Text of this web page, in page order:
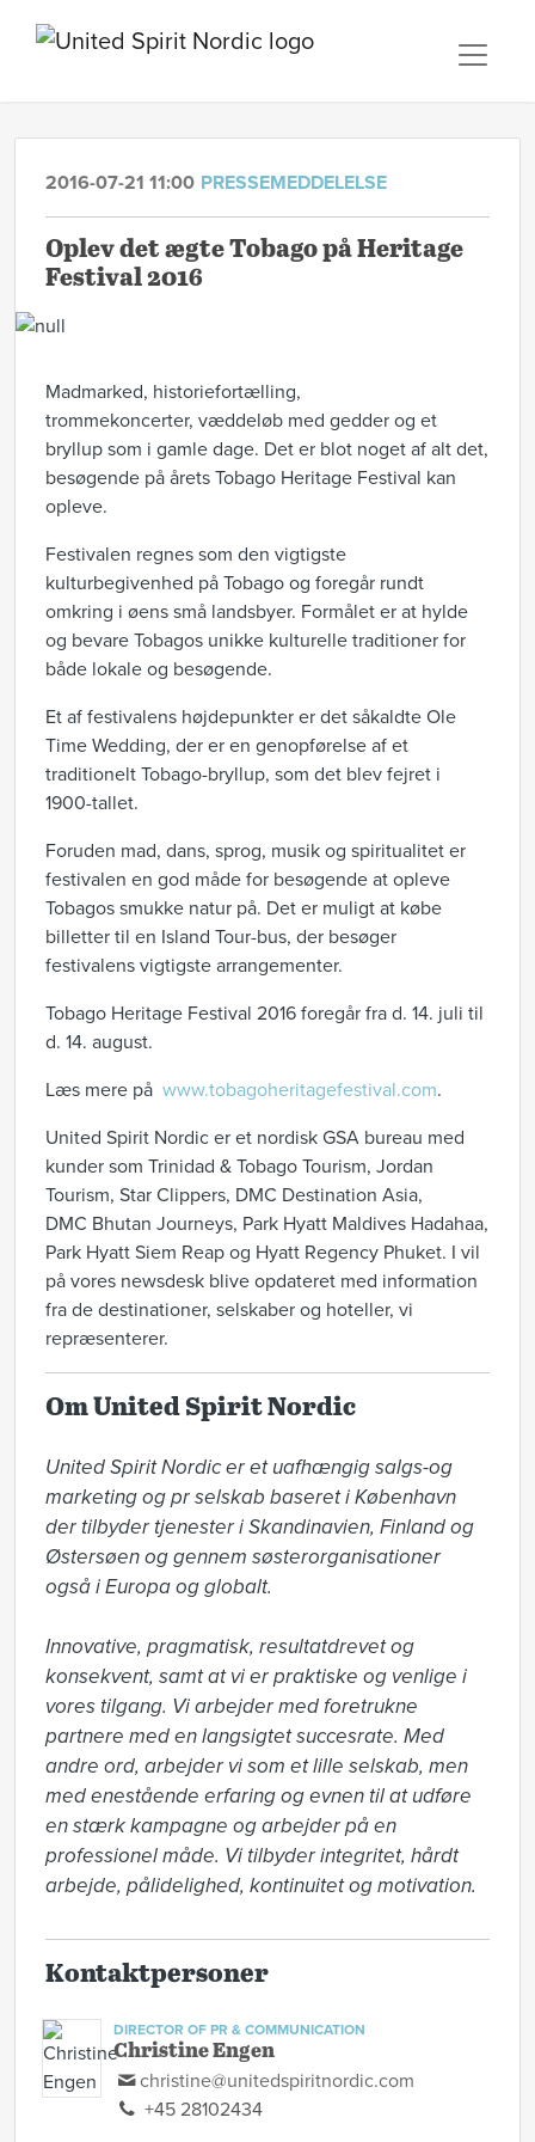
2016-07-21 11:00 PRESSEMEDDELELSE
Oplev det ægte Tobago på Heritage
Festival 2016
Madmarked, historiefortælling,
trommekoncerter, væddeløb med gedder og et
bryllup som i gamle dage. Det er blot noget af alt det,
besøgende på årets Tobago Heritage Festival kan
opleve.
Festivalen regnes som den vigtigste
kulturbegivenhed på Tobago og foregår rundt
omkring i øens små landsbyer. Formålet er at hylde
og bevare Tobagos unikke kulturelle traditioner for
både lokale og besøgende.
Et af festivalens højdepunkter er det såkaldte Ole
Time Wedding, der er en genopførelse af et
traditionelt Tobago-bryllup, som det blev fejret i
1900-tallet.
Foruden mad, dans, sprog, musik og spiritualitet er
festivalen en god måde for besøgende at opleve
Tobagos smukke natur på. Det er muligt at købe
billetter til en Island Tour-bus, der besøger
festivalens vigtigste arrangementer.
Tobago Heritage Festival 2016 foregår fra d. 14. juli til
d. 14. august.
Læs mere på www.tobagoheritagefestival.com.
United Spirit Nordic er et nordisk GSA bureau med
kunder som Trinidad & Tobago Tourism, Jordan
Tourism, Star Clippers, DMC Destination Asia,
DMC Bhutan Journeys, Park Hyatt Maldives Hadahaa,
Park Hyatt Siem Reap og Hyatt Regency Phuket. I vil
på vores newsdesk blive opdateret med information
fra de destinationer, selskaber og hoteller, vi
repræsenterer.
Om United Spirit Nordic
United Spirit Nordic er et uafhængig salgs-og
marketing og pr selskab baseret i København
der tilbyder tjenester i Skandinavien, Finland og
Østersøen og gennem søsterorganisationer
også i Europa og globalt.
Innovative, pragmatisk, resultatdrevet og
konsekvent, samt at vi er praktiske og venlige i
vores tilgang. Vi arbejder med foretrukne
partnere med en langsigtet succesrate. Med
andre ord, arbejder vi som et lille selskab, men
med enestående erfaring og evnen til at udføre
en stærk kampagne og arbejder på en
professionel måde. Vi tilbyder integritet, hårdt
arbejde, pålidelighed, kontinuitet og motivation.
Kontaktpersoner
DIRECTOR OF PR & COMMUNICATION
Christine Engen
christine@unitedspiritnordic.com
+45 28102434